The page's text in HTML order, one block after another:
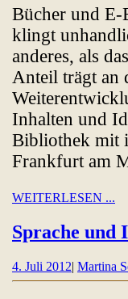
Bücher und
klingt
anderes, als
Anteil trägt an
Inhalten und
Bibliothek mit
Frankfurt am
WEITERLESEN ...
Sprache und
4. Juli 20124.
Juli
| Martina